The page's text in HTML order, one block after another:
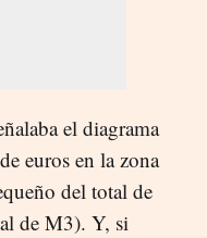
el diagrama
euros en la zona
del total de
de M3). Y, si